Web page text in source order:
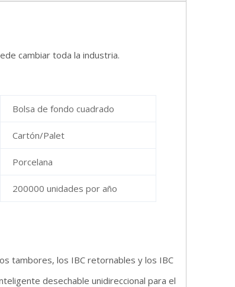
cambiar toda la industria.
Bolsa de fondo cuadrado
Cartón/Palet
Porcelana
200000 unidades por año
tambores, los IBC retornables y los IBC
desechable unidireccional para el